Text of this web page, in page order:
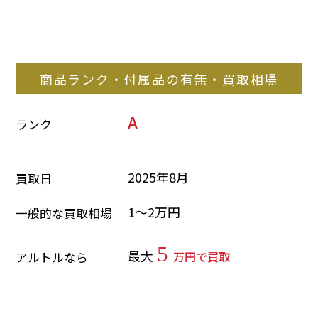
商品ランク・付属品の有無・買取相場
ランク A
買取日 2025年8月
一般的な買取相場 1～2万円
アルトルなら 最大 5 万円で買取